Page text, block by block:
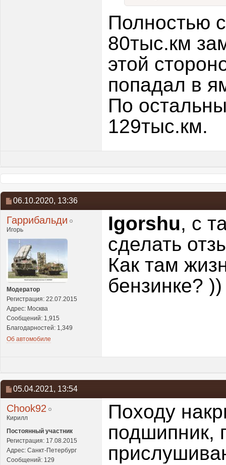
Полностью
80тыс.км
этой
попадал в
По
129тыс.км.
06.10.2020, 13:36
Гаррибальди
Игорь
Модератор
Регистрация: 22.07.2015
Адрес: Москва
Сообщений: 1,915
Благодарностей: 1,349
Об автомобиле
Igorshu, с
сделать
Как там
бензинке? ))
05.04.2021, 13:54
Chook92
Кирилл
Постоянный участник
Регистрация: 17.08.2015
Адрес: Санкт-Петербург
Сообщений: 129
Походу
подшипник,